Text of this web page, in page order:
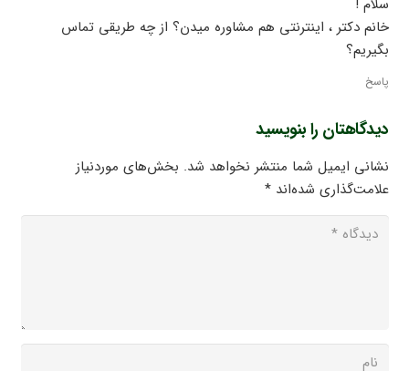
سلام !
خانم دکتر ، اینترنتی هم مشاوره میدن؟ از چه طریقی تماس
بگیریم؟
پاسخ
دیدگاهتان را بنویسید
نشانی ایمیل شما منتشر نخواهد شد. بخش‌های موردنیاز
علامت‌گذاری شده‌اند*